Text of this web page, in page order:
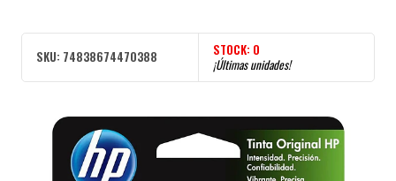
SKU: 74838674470388 STOCK: 0
¡Últimas unidades!